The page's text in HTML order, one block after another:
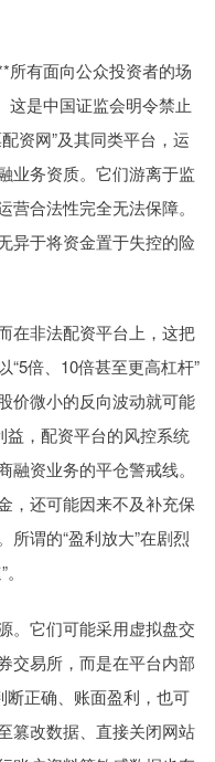
所有面向公众投资者的场
这是中国证监会明令禁止
资网”及其同类平台，运
业务资质。它们游离于监
合法性完全无法保障。
异于将资金置于失控的险
在非法配资平台上，这把
倍、10倍甚至更高杠杆”
价微小的反向波动就可能
益，配资平台的风控系统
资业务的平仓警戒线。
，还可能因来不及补充保
所谓的“盈利放大”在剧烈
。它们可能采用虚拟盘交
交易所，而是在平台内部
断正确、账面盈利，也可
篡改数据、直接关闭网站